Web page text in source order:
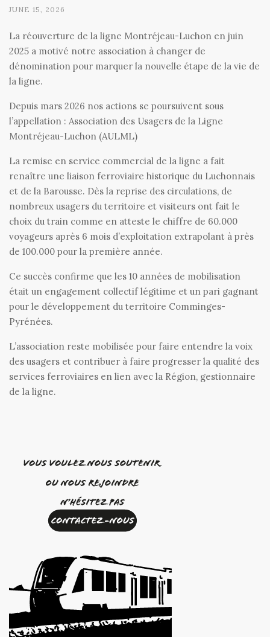
JUNE 15, 2026
La réouverture de la ligne Montréjeau-Luchon en juin
2025 a motivé notre association à changer de
dénomination pour marquer la nouvelle étape de la vie de
la ligne.
Depuis mars 2026 nos actions se poursuivent sous
l’appellation : Association des Usagers de la Ligne
Montréjeau-Luchon (AULML)
La remise en service commercial de la ligne a fait
renaître une liaison ferroviaire historique du Luchonnais
et de la Barousse. Dès la reprise des circulations, de
nombreux usagers du territoire et visiteurs ont fait le
choix du train comme en atteste le chiffre de 60.000
voyageurs après 6 mois d’exploitation extrapolant à près
de 100.000 pour la première année.
Ce succès confirme que les 10 années de mobilisation
était un engagement collectif légitime et un pari gagnant
pour le développement du territoire Comminges-
Pyrénées.
L’association reste mobilisée pour faire entendre la voix
des usagers et contribuer à faire progresser la qualité des
services ferroviaires en lien avec la Région, gestionnaire
de la ligne.